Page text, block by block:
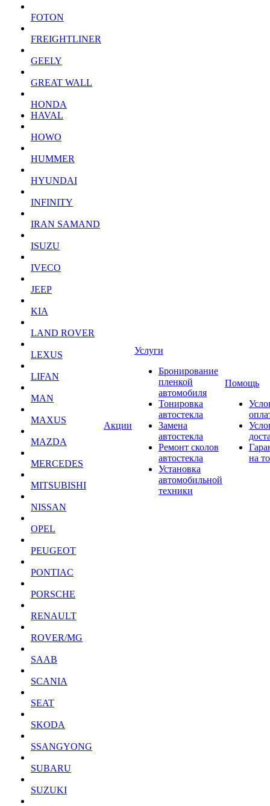
FOTON
FREIGHTLINER
GEELY
GREAT WALL
HONDA
HAVAL
HOWO
HUMMER
HYUNDAI
INFINITY
IRAN SAMAND
ISUZU
IVECO
JEEP
KIA
LAND ROVER
LEXUS
LIFAN
MAN
MAXUS
MAZDA
MERCEDES
MITSUBISHI
NISSAN
OPEL
PEUGEOT
PONTIAC
PORSCHE
RENAULT
ROVER/MG
SAAB
SCANIA
SEAT
SKODA
SSANGYONG
SUBARU
SUZUKI
Акции
Услуги
Бронирование
пленкой
автомобиля
Тонировка
автостекла
Замена
автостекла
Ремонт сколов
автостекла
Установка
автомобильной
техники
Помощь
на